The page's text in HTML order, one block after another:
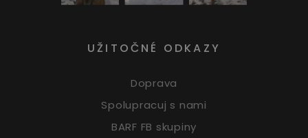
UŽITOČNÉ ODKAZY
Doprava
Spolupracuj s nami
BARF FB skupiny